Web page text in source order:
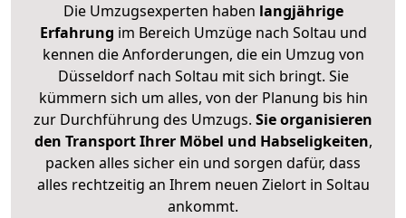
Die Umzugsexperten haben langjährige
Erfahrung im Bereich Umzüge nach Soltau und
kennen die Anforderungen, die ein Umzug von
Düsseldorf nach Soltau mit sich bringt. Sie
kümmern sich um alles, von der Planung bis hin
zur Durchführung des Umzugs. Sie organisieren
den Transport Ihrer Möbel und Habseligkeiten,
packen alles sicher ein und sorgen dafür, dass
alles rechtzeitig an Ihrem neuen Zielort in Soltau
ankommt.